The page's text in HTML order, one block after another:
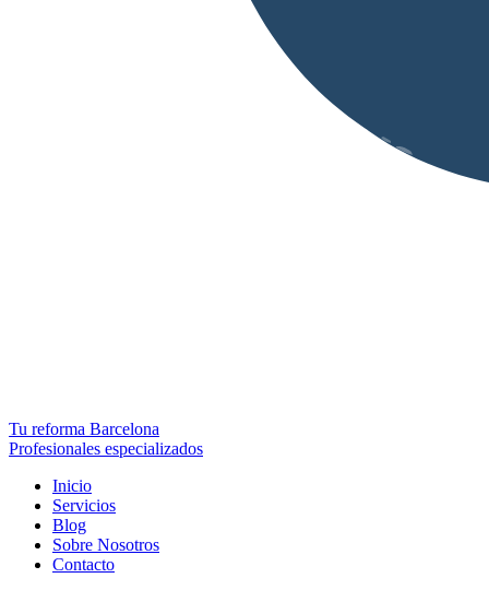
Tu reforma Barcelona
Profesionales especializados
Inicio
Servicios
Blog
Sobre Nosotros
Contacto